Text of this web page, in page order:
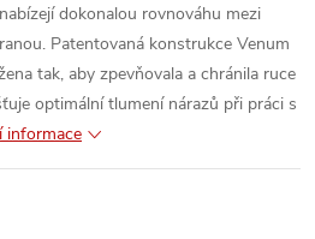
dokonalou rovnováhu mezi
Patentovaná konstrukce Venum
tak, aby zpevňovala a chránila ruce
optimální tlumení nárazů při práci s
informace